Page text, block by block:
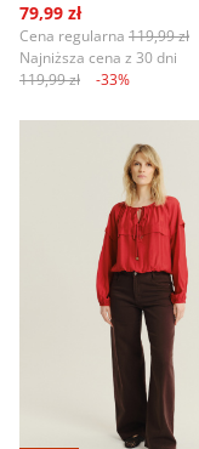
79,99 zł
Cena regularna 119,99 zł
Najniższa cena z 30 dni
119,99 zł
-33%